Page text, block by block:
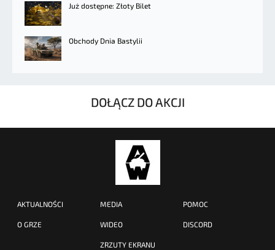
Już dostępne: Złoty Bilet
Obchody Dnia Bastylii
DOŁĄCZ DO AKCJI
AKTUALNOŚCI
O GRZE
MEDIA
WIDEO
ZRZUTY EKRANU
POMOC
DISCORD